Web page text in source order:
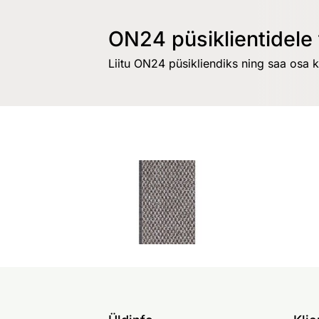
ON24
Liitu ON24 püsikliendiks ning saa osa